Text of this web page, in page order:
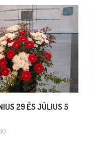
29 ÉS JÚLIUS 5